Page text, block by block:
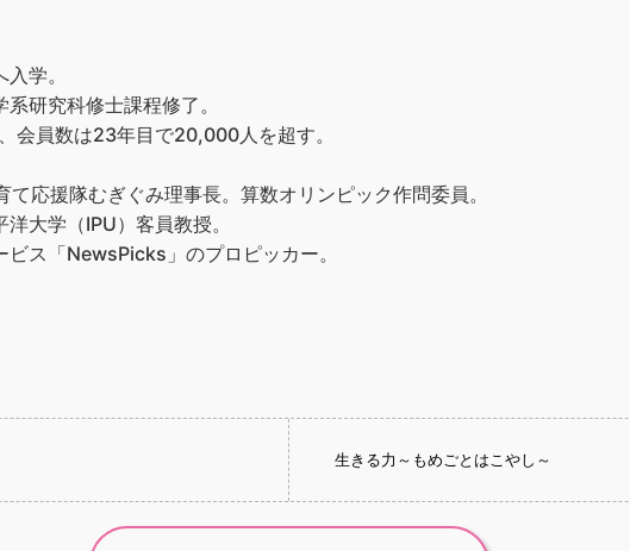
学。
研究科修士課程修了。
会員数は23年目で20,000人を超す。
応援隊むぎぐみ理事長。算数オリンピック作問委員。
大学（IPU）客員教授。
ス「NewsPicks」のプロピッカー。
生きる力～もめごとはこやし～